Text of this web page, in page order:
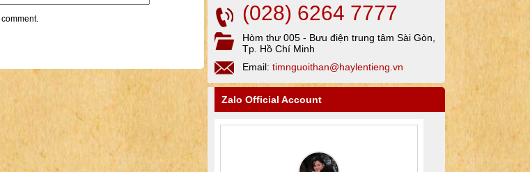
(028) 6264 7777
Hòm thư 005 - Bưu điện trung tâm Sài Gòn,
Tp. Hồ Chí Minh
Email: timnguoithan@haylentieng.vn
Zalo Official Account